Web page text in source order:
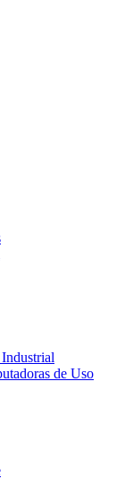
de Uso